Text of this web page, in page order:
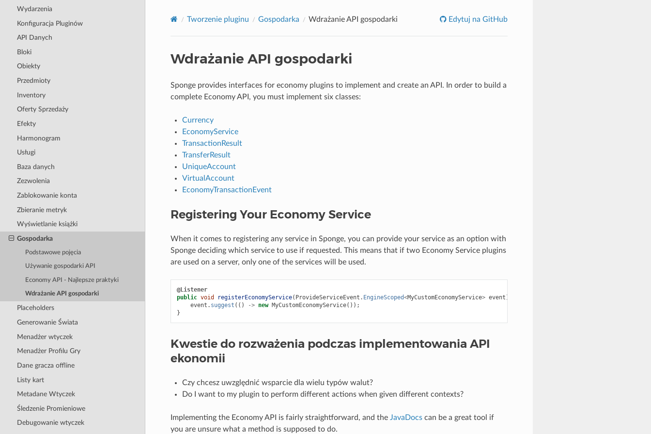
Wydarzenia
Konfiguracja Pluginów
API Danych
Bloki
Obiekty
Przedmioty
Inventory
Oferty Sprzedaży
Efekty
Harmonogram
Usługi
Baza danych
Zezwolenia
Zablokowanie konta
Zbieranie metryk
Wyświetlanie książki
Gospodarka
Podstawowe pojęcia
Używanie gospodarki API
Economy API - Najlepsze praktyki
Wdrażanie API gospodarki
Placeholders
Generowanie Świata
Menadżer wtyczek
Menadżer Profilu Gry
Dane gracza offline
Listy kart
Metadane Wtyczek
Śledzenie Promieniowe
Debugowanie wtyczek
Tworzenie pluginu Gospodarka Wdrażanie API gospodarki Edytuj na GitHub
Wdrażanie API gospodarki
Sponge provides interfaces for economy plugins to implement and create an API. In order to build a
complete Economy API, you must implement six classes:
Currency
EconomyService
TransactionResult
TransferResult
UniqueAccount
VirtualAccount
EconomyTransactionEvent
Registering Your Economy Service
When it comes to registering any service in Sponge, you can provide your service as an option with
Sponge deciding which service to use if requested. This means that if two Economy Service plugins
are used on a server, only one of the services will be used.
@Listener
public void registerEconomyService( ProvideServiceEvent . EngineScoped<MyCustomEconomyService> event ){
event . suggest (() -> new MyCustomEconomyService());
}
Kwestie do rozważenia podczas implementowania API
ekonomii
Czy chcesz uwzględnić wsparcie dla wielu typów walut?
Do I want to my plugin to perform different actions when given different contexts?
Implementing the Economy API is fairly straightforward, and the JavaDocscan be a great tool if
you are unsure what a method is supposed to do.